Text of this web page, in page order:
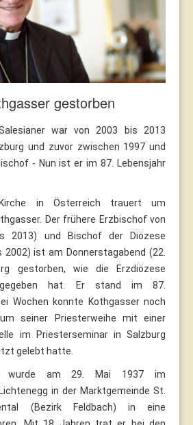
gestorben
war von 2003 bis 2013
und zuvor zwischen 1997 und
- Nun ist er im 87. Lebensjahr
in Österreich trauert um
Der frühere Erzbischof von
2013) und Bischof der Diözese
2002) ist am Donnerstagabend (22.
gestorben, wie die Erzdiözese
hat. Er stand im 87.
Wochen konnte Kothgasser noch
seiner Priesterweihe mit einer
im Priesterseminar in Salzburg
gelebt hatte.
wurde am 29. Mai 1937 im
in der Marktgemeinde St.
(Bezirk Feldbach) in eine